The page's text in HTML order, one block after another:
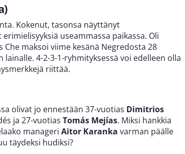
Kokenut, tasonsa näyttänyt
useammassa paikassa. Oli
maksoi viime kesänä Negredosta 28
4-2-3-1-ryhmityksessä voi edelleen olla
riittää.
olivat jo ennestään 37-vuotias Dimitrios
ja 27-vuotias Tomás Mejías. Miksi hankkia
manageri Aitor Karanka varman päälle
täydeksi hudiksi?